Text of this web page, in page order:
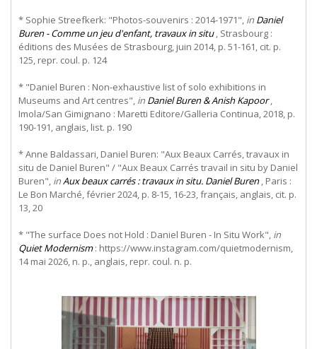
* Sophie Streefkerk: "Photos-souvenirs : 2014-1971", in Daniel
Buren - Comme un jeu d'enfant, travaux in situ, Strasbourg :
éditions des Musées de Strasbourg, juin 2014, p. 51-161, cit. p.
125, repr. coul. p. 124
* "Daniel Buren : Non-exhaustive list of solo exhibitions in
Museums and Art centres", in Daniel Buren & Anish Kapoor,
Imola/San Gimignano : Maretti Editore/Galleria Continua, 2018, p.
190-191, anglais, list. p. 190
* Anne Baldassari, Daniel Buren: "Aux Beaux Carrés, travaux in
situ de Daniel Buren" / "Aux Beaux Carrés travail in situ by Daniel
Buren", inAux beaux carrés : travaux in situ. Daniel Buren, Paris :
Le Bon Marché, février 2024, p. 8-15, 16-23, français, anglais, cit. p.
13, 20
* "The surface Does not Hold : Daniel Buren - In Situ Work", in
Quiet Modernism: https://www.instagram.com/quietmodernism,
14 mai 2026, n. p., anglais, repr. coul. n. p.